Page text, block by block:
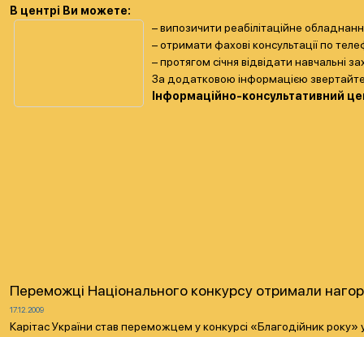
В центрі Ви можете:
– випозичити реабілітаційне
– отримати фахові консультації по
– протягом січня відвідати навчальні
За додатковою інформацією
Інформаційно-консультативний
Переможці Національного конкурсу отримали
17.12.2009
Карітас України став переможцем у конкурсі «Благодійник року»